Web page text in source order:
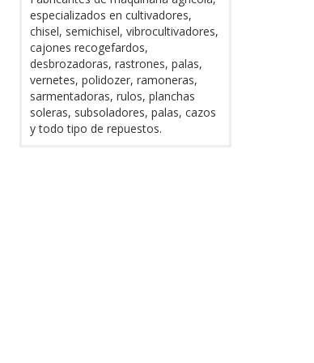
especializados en cultivadores,
chisel, semichisel, vibrocultivadores,
cajones recogefardos,
desbrozadoras, rastrones, palas,
vernetes, polidozer, ramoneras,
sarmentadoras, rulos, planchas
soleras, subsoladores, palas, cazos
y todo tipo de repuestos.